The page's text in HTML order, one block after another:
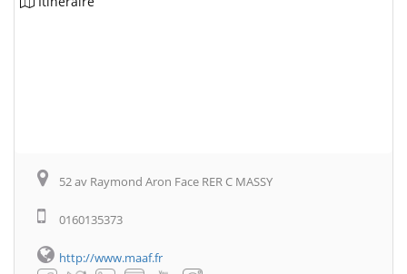
52 av Raymond Aron Face RER C MASSY
0160135373
http://www.maaf.fr